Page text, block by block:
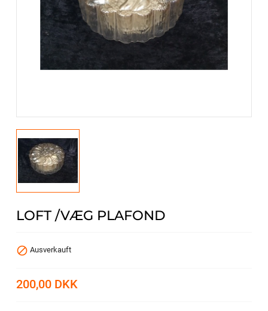
LOFT /VÆG PLAFOND
 Ausverkauft
200,00 DKK